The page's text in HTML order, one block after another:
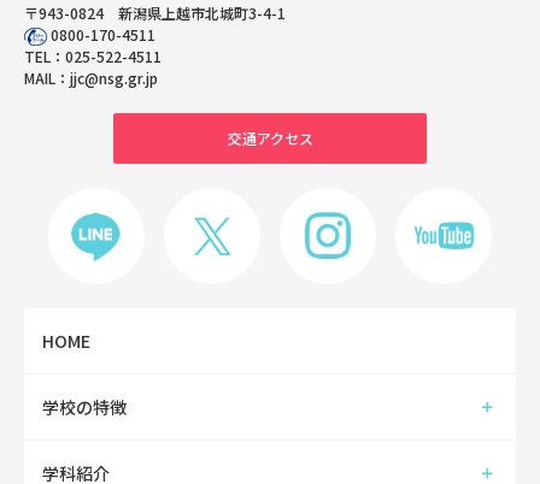
〒943-0824 新潟県上越市北城町3-4-1
0800-170-4511
TEL： 025-522-4511
MAIL： jjc@nsg.gr.jp
交通アクセス
HOME
学校の特徴
学科紹介